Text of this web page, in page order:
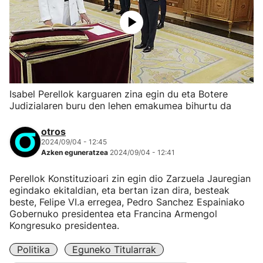
Isabel Perellok karguaren zina egin du eta Botere
Judizialaren buru den lehen emakumea bihurtu da
otros
2024/09/04 - 12:45
Azken eguneratzea 2024/09/04 - 12:41
Perellok Konstituzioari zin egin dio Zarzuela Jauregian
egindako ekitaldian, eta bertan izan dira, besteak
beste, Felipe VI.a erregea, Pedro Sanchez Espainiako
Gobernuko presidentea eta Francina Armengol
Kongresuko presidentea.
Politika
Eguneko Titularrak